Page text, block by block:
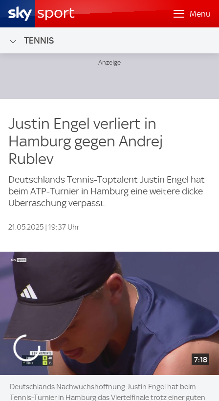
Menü
TENNIS
Justin Engel verliert in
Hamburg gegen Andrej
Rublev
Deutschlands Tennis-Toptalent Justin Engel hat
beim ATP-Turnier in Hamburg eine weitere dicke
Überraschung verpasst.
21.05.2025 | 19:37 Uhr
7:18
Deutschlands Nachwuchshoffnung Justin Engel hat beim
Tennis-Turnier in Hamburg das Viertelfinale trotz einer guten